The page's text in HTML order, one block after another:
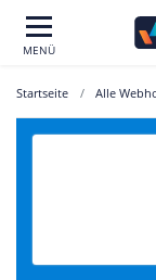
MENÜ
Startseite Alle